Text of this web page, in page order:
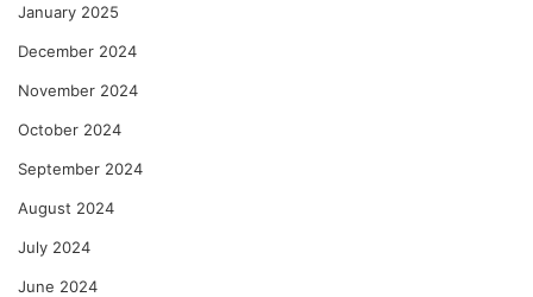
January 2025
December 2024
November 2024
October 2024
September 2024
August 2024
July 2024
June 2024